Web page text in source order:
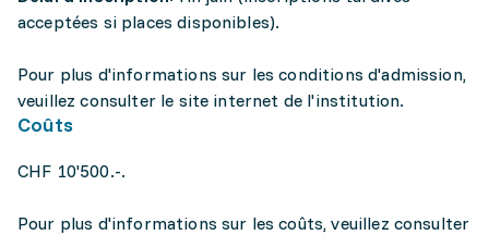
acceptées si places disponibles).
Pour plus d'informations sur les conditions d'admission,
veuillez consulter le site internet de l'institution.
Coûts
CHF 10'500.-.
Pour plus d'informations sur les coûts, veuillez consulter